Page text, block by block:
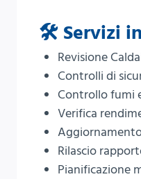
🛠️ Servizi
Revisione
Controlli di
Controllo fumi
Verifica
Rilascio
Pianificazione